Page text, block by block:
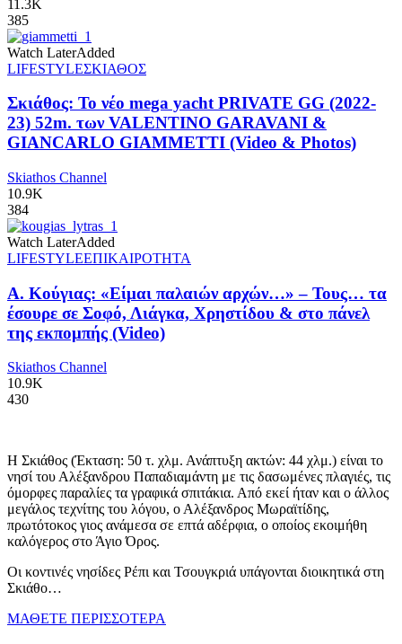
11.3K
385
Watch LaterAdded
LIFESTYLEΣΚΙΑΘΟΣ
Σκιάθος: Το νέο mega yacht PRIVATE GG (2022-
23) 52m. των VALENTINO GARAVANI &
GIANCARLO GIAMMETTI (Video & Photos)
Skiathos Channel
10.9K
384
Watch LaterAdded
LIFESTYLEΕΠΙΚΑΙΡΟΤΗΤΑ
Α. Κούγιας: «Είμαι παλαιών αρχών…» – Τους… τα
έσουρε σε Σοφό, Λιάγκα, Χρηστίδου & στο πάνελ
της εκπομπής (Video)
Skiathos Channel
10.9K
430
Η Σκιάθος (Έκταση: 50 τ. χλμ. Ανάπτυξη ακτών: 44 χλμ.) είναι το
νησί του Αλέξανδρου Παπαδιαμάντη με τις δασωμένες πλαγιές, τις
όμορφες παραλίες τα γραφικά σπιτάκια. Από εκεί ήταν και ο άλλος
μεγάλος τεχνίτης του λόγου, ο Αλέξανδρος Μωραϊτίδης,
πρωτότοκος γιος ανάμεσα σε επτά αδέρφια, ο οποίος εκοιμήθη
καλόγερος στο Άγιο Όρος.
Οι κοντινές νησίδες Ρέπι και Τσουγκριά υπάγονται διοικητικά στη
Σκιάθο…
ΜΑΘΕΤΕ ΠΕΡΙΣΣΟΤΕΡΑ